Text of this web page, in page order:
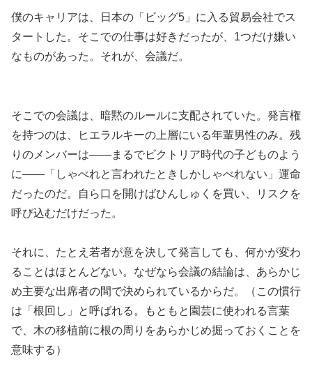
僕のキャリアは、日本の「ビッグ5」に入る貿易会社でス
タートした。そこでの仕事は好きだったが、1つだけ嫌い
なものがあった。それが、会議だ。
そこでの会議は、暗黙のルールに支配されていた。発言権
を持つのは、ヒエラルキーの上層にいる年輩男性のみ。残
りのメンバーは――まるでビクトリア時代の子どものよう
に――「しゃべれと言われたときしかしゃべれない」運命
だったのだ。自ら口を開けばひんしゅくを買い、リスクを
呼び込むだけだった。
それに、たとえ若者が意を決して発言しても、何かが変わ
ることはほとんどない。なぜなら会議の結論は、あらかじ
め主要な出席者の間で決められているからだ。（この慣行
は「根回し」と呼ばれる。もともと園芸に使われる言葉
で、木の移植前に根の周りをあらかじめ掘っておくことを
意味する）